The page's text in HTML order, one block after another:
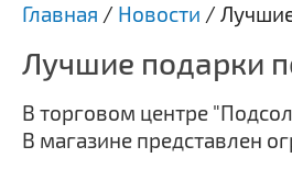
Главная / Новости /
Лучшие подарки
В торговом центре
В магазине представлен